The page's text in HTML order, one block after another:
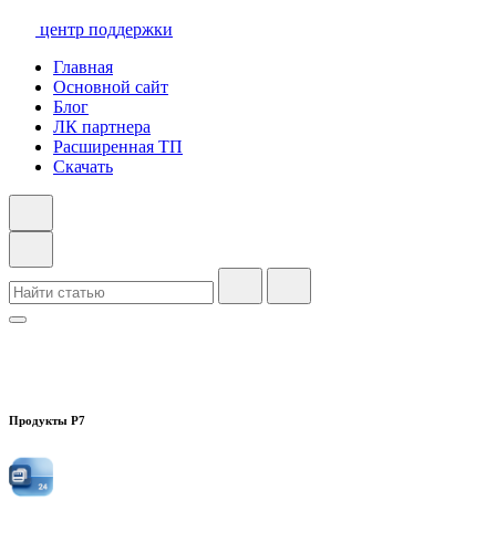
центр поддержки
Главная
Основной сайт
Блог
ЛК партнера
Расширенная ТП
Скачать
Продукты Р7